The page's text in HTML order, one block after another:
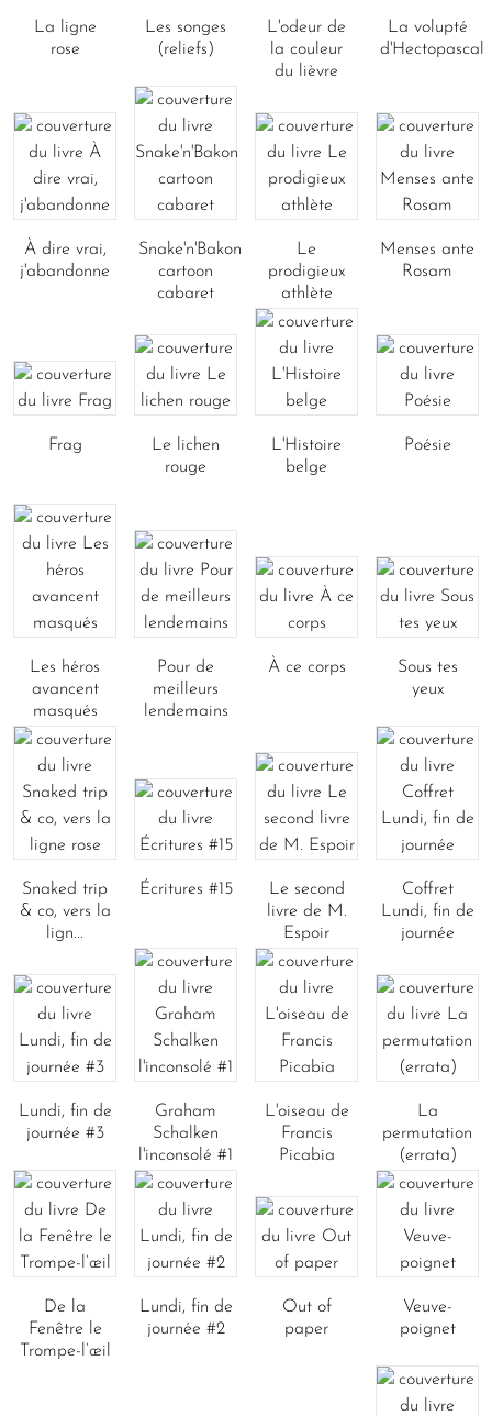
La ligne
rose
Les songes
(reliefs)
L'odeur de
la couleur
du lièvre
La volupté
d'Hectopascal
À dire vrai,
j'abandonne
Snake'n'Bakon
cartoon
cabaret
Le
prodigieux
athlète
Menses ante
Rosam
Frag
Le lichen
rouge
L'Histoire
belge
Poésie
Les héros
avancent
masqués
Pour de
meilleurs
lendemains
À ce corps
Sous tes
yeux
Snaked trip
& co, vers la
lign...
Écritures #15
Le second
livre de M.
Espoir
Coffret
Lundi, fin de
journée
Lundi, fin de
journée #3
Graham
Schalken
l'inconsolé #1
L'oiseau de
Francis
Picabia
La
permutation
(errata)
De la
Fenêtre le
Trompe-l’œil
Lundi, fin de
journée #2
Out of
paper
Veuve-
poignet